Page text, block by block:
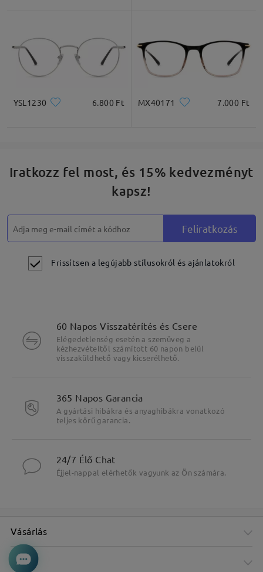
YSL1230 6.800 Ft MX40171 7.000 Ft
Iratkozz fel most, és 15% kedvezményt
kapsz!
Feliratkozás
Frissítsen a legújabb stílusokról és ajánlatokról
60 Napos Visszatérítés és Csere
Elégedetlenség esetén a szemüveg a
kézhezvételtől számított 60 napon belül
visszaküldhető vagy kicserélhető.
365 Napos Garancia
A gyártási hibákra és anyaghibákra vonatkozó
teljes körű garancia.
24/7 Élő Chat
Éjjel-nappal elérhetők vagyunk az Ön számára.
Vásárlás
Cég